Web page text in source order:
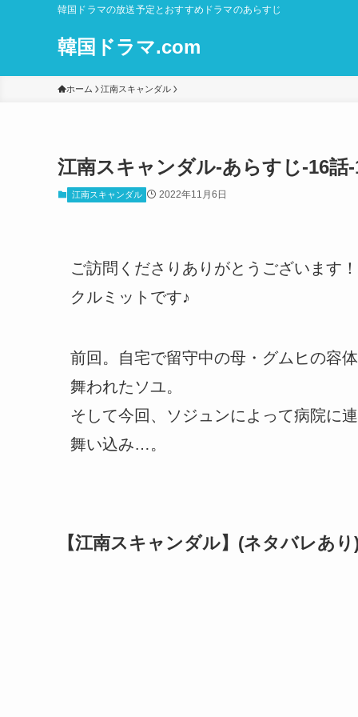
韓国ドラマの放送予定とおすすめドラマのあらすじ
韓国ドラマ.com
ホーム 江南スキャンダル
江南スキャンダル-あらすじ-16話
江南スキャンダル 2022年11月6日
ご訪問くださりありがとうございます！
クルミットです♪
前回。自宅で留守中の母・グムヒの容
舞われたソユ。
そして今回、ソジュンによって病院に
舞い込み…。
【江南スキャンダル】(ネタバレあり